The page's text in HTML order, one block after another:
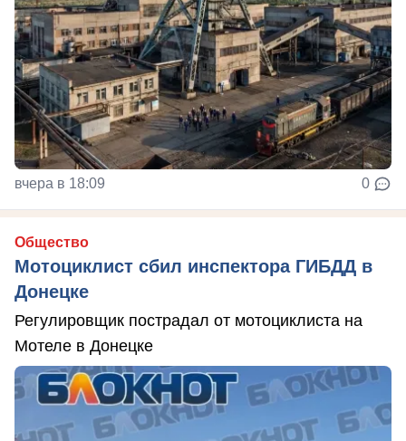
вчера в 18:09 0
Общество
Мотоциклист сбил инспектора ГИБДД в
Донецке
Регулировщик пострадал от мотоциклиста на
Мотеле в Донецке